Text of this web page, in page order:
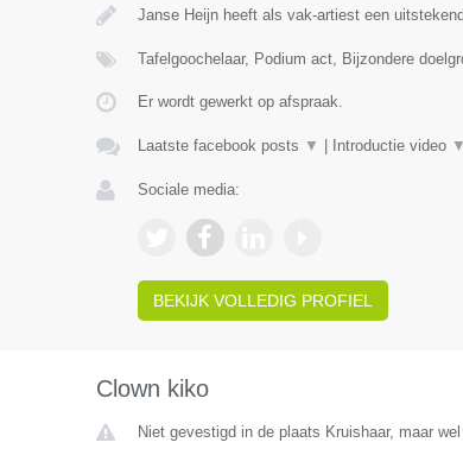
Janse Heijn heeft als vak-artiest een
Tafelgoochelaar, Podium act, Bijzondere
Er wordt gewerkt op afspraak.
Laatste facebook posts ▼ Introductie video ▼
Sociale media:
BEKIJK VOLLEDIG PROFIEL
Clown kiko
Niet gevestigd in de plaats Kruishaar, maar